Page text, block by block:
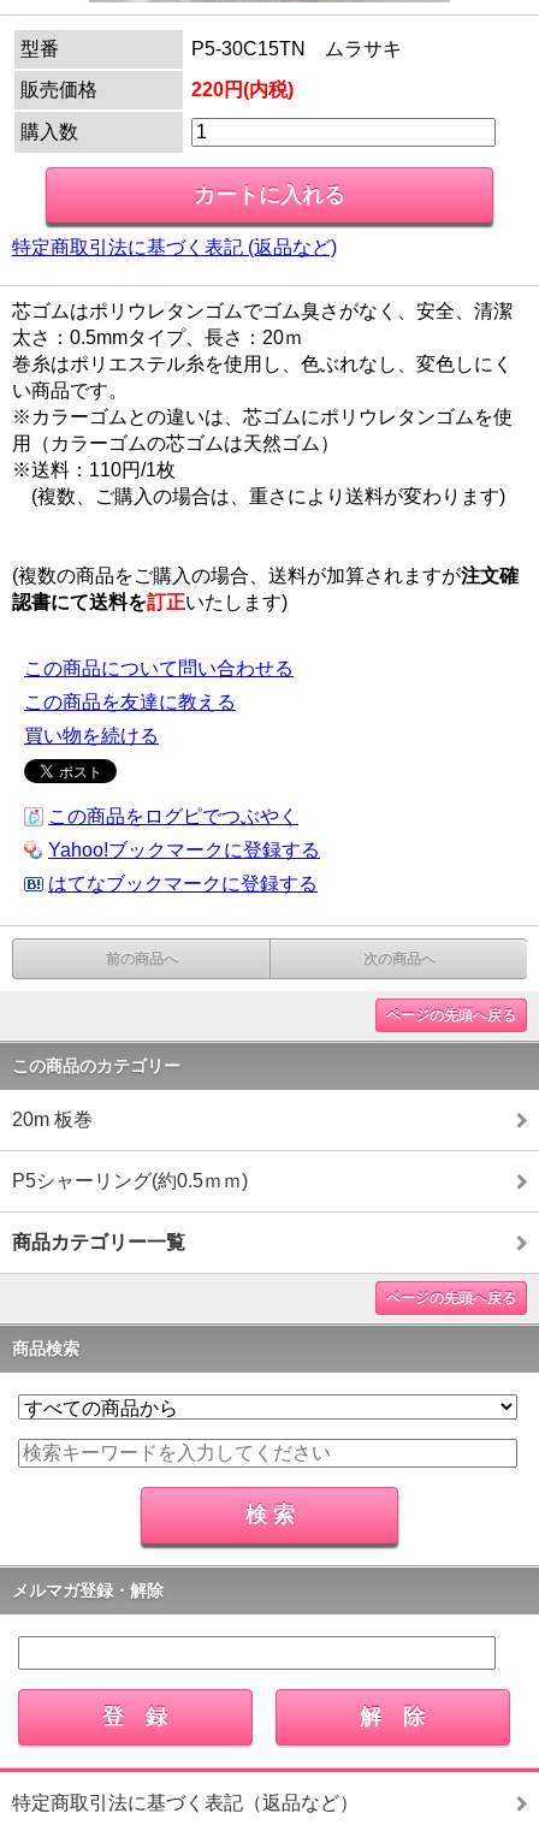
型番
P5-30C15TN ムラサキ
販売価格
220円(内税)
購入数
特定商取引法に基づく表記 (返品など)
芯ゴムはポリウレタンゴムでゴム臭さがなく、安全、清潔
太さ：0.5mmタイプ、長さ：20ｍ
巻糸はポリエステル糸を使用し、色ぶれなし、変色しにく
い商品です。
※カラーゴムとの違いは、芯ゴムにポリウレタンゴムを使
用（カラーゴムの芯ゴムは天然ゴム）
※送料：110円/1枚
(複数、ご購入の場合は、重さにより送料が変わります)
(複数の商品をご購入の場合、送料が加算されますが注文確
認書にて送料を訂正いたします)
この商品について問い合わせる
この商品を友達に教える
買い物を続ける
この商品をログピでつぶやく
Yahoo!ブックマークに登録する
はてなブックマークに登録する
前の商品へ 次の商品へ
ページの先頭へ戻る
この商品のカテゴリー
20m 板巻
P5シャーリング(約0.5ｍｍ)
商品カテゴリー一覧
ページの先頭へ戻る
商品検索
メルマガ登録・解除
特定商取引法に基づく表記（返品など）